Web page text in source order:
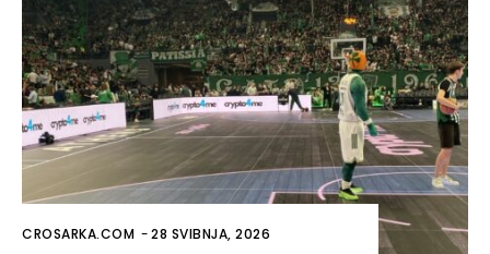
CROSARKA.COM -28 SVIBNJA, 2026